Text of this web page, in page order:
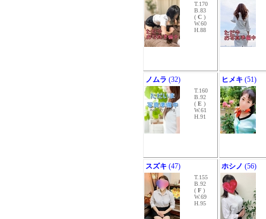
T.170
B.83
( C )
W.60
H.88
ノムラ (32)
T.160
B.92
( E )
W.61
H.91
ヒメキ (51)
スズキ (47)
T.155
B.92
( F )
W.69
H.95
ホシノ (56)